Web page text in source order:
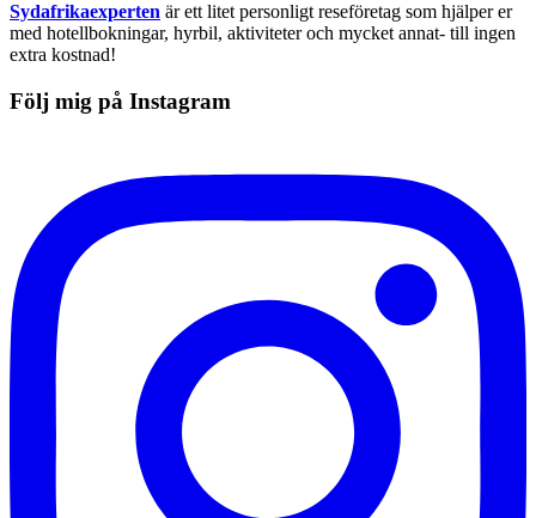
Sydafrikaexperten är ett litet personligt reseföretag som hjälper er
med hotellbokningar, hyrbil, aktiviteter och mycket annat- till ingen
extra kostnad!
Följ mig på Instagram